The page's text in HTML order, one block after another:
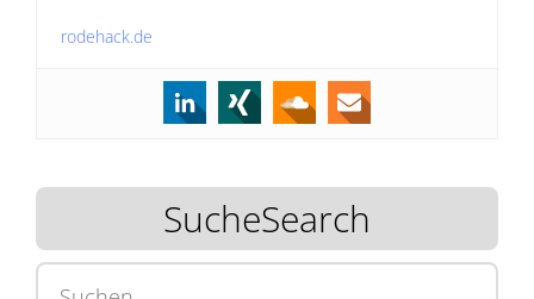
rodehack.de
SucheSearch